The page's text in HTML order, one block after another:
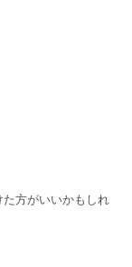
方がいいかもしれ